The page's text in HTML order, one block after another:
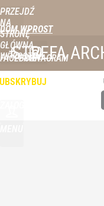
PRZEJDŹ
NA
STRONĘ
GŁÓWNĄ
WPROST.PL
DOM WPROST
FACEBOOKINSTAGRAM
STREFA